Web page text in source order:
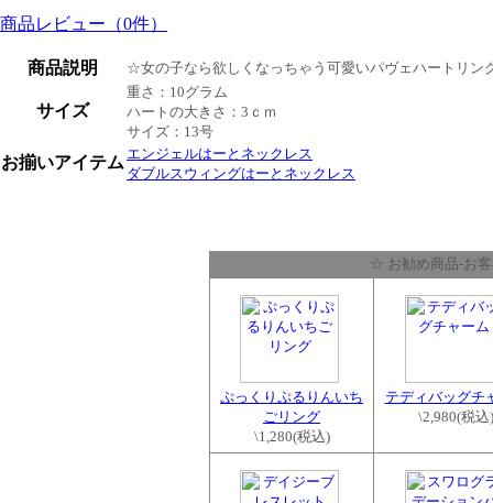
商品レビュー（0件）
商品説明 ☆女の子なら欲しくなっちゃう可愛いパヴェハートリン
サイズ
重さ：10グラム
ハートの大きさ：3ｃｍ
サイズ：13号
お揃いアイテム エンジェルはーとネックレス
ダブルスウィングはーとネックレス
☆ お勧め商品-お
ぷっくりぷるりんいち
ごリング
\1,280(税込)
テディバッグチ
\2,980(税込)